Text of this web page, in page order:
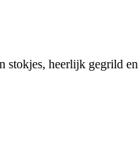
stokjes, heerlijk gegrild